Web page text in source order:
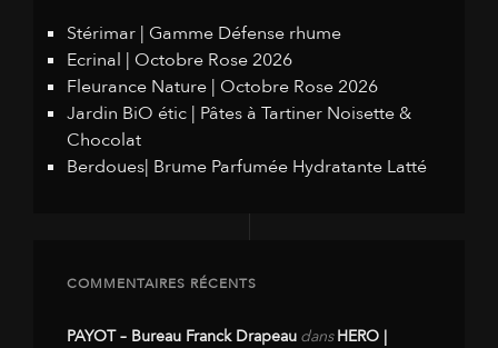
Stérimar | Gamme Défense rhume
Ecrinal | Octobre Rose 2026
Fleurance Nature | Octobre Rose 2026
Jardin BiO étic | Pâtes à Tartiner Noisette &
Chocolat
Berdoues| Brume Parfumée Hydratante Latté
COMMENTAIRES RÉCENTS
PAYOT – Bureau Franck Drapeau dansHERO |